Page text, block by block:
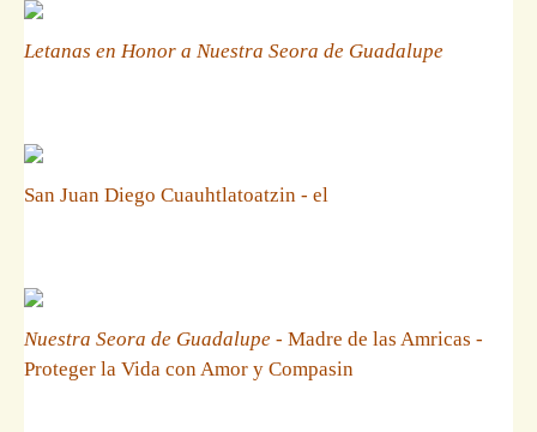
Letanas en Honor a Nuestra Seora de Guadalupe
San Juan Diego Cuauhtlatoatzin - el
Nuestra Seora de Guadalupe - Madre de las Amricas -
Proteger la Vida con Amor y Compasin